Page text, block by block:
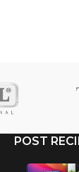
POST